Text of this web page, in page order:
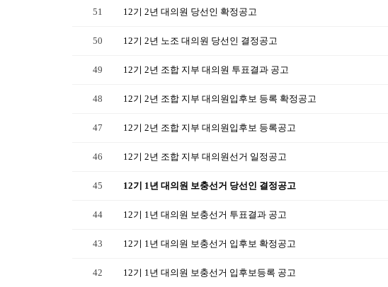
51 12기 2년 대의원 당선인 확정공고
50 12기 2년 노조 대의원 당선인 결정공고
49 12기 2년 조합 지부 대의원 투표결과 공고
48 12기 2년 조합 지부 대의원입후보 등록 확정공고
47 12기 2년 조합 지부 대의원입후보 등록공고
46 12기 2년 조합 지부 대의원선거 일정공고
45 12기 1년 대의원 보충선거 당선인 결정공고
44 12기 1년 대의원 보충선거 투표결과 공고
43 12기 1년 대의원 보충선거 입후보 확정공고
42 12기 1년 대의원 보충선거 입후보등록 공고